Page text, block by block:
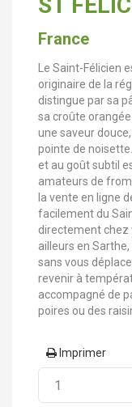
France
Le Saint-Félicien
originaire de la
distingue par sa
sa croûte
une saveur
pointe de
et au goût subtil
amateurs de
la vente en ligne
facilement du
directement chez
ailleurs en
sans vous
revenir à
accompagné de
poires ou des
Imprimer